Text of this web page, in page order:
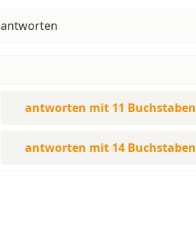
antworten
antworten mit 11 Buchstaben
antworten mit 14 Buchstaben